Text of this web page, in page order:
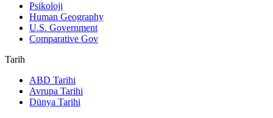
Psikoloji
Human Geography
U.S. Government
Comparative Gov
Tarih
ABD Tarihi
Avrupa Tarihi
Dünya Tarihi